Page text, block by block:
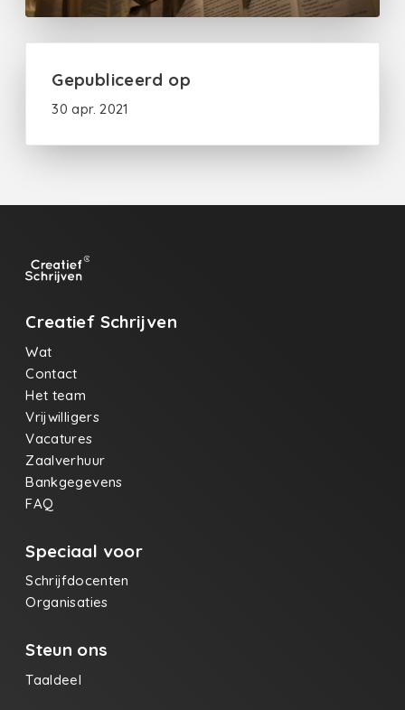
Gepubliceerd op
30 apr. 2021
Creatief Schrijven
Wat
Contact
Het team
Vrijwilligers
Vacatures
Zaalverhuur
Bankgegevens
FAQ
Speciaal voor
Schrijfdocenten
Organisaties
Steun ons
Taaldeel